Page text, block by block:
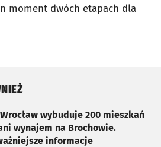
moment dwóch etapach dla
wybuduje 200 mieszkań
wynajem na Brochowie.
informacje